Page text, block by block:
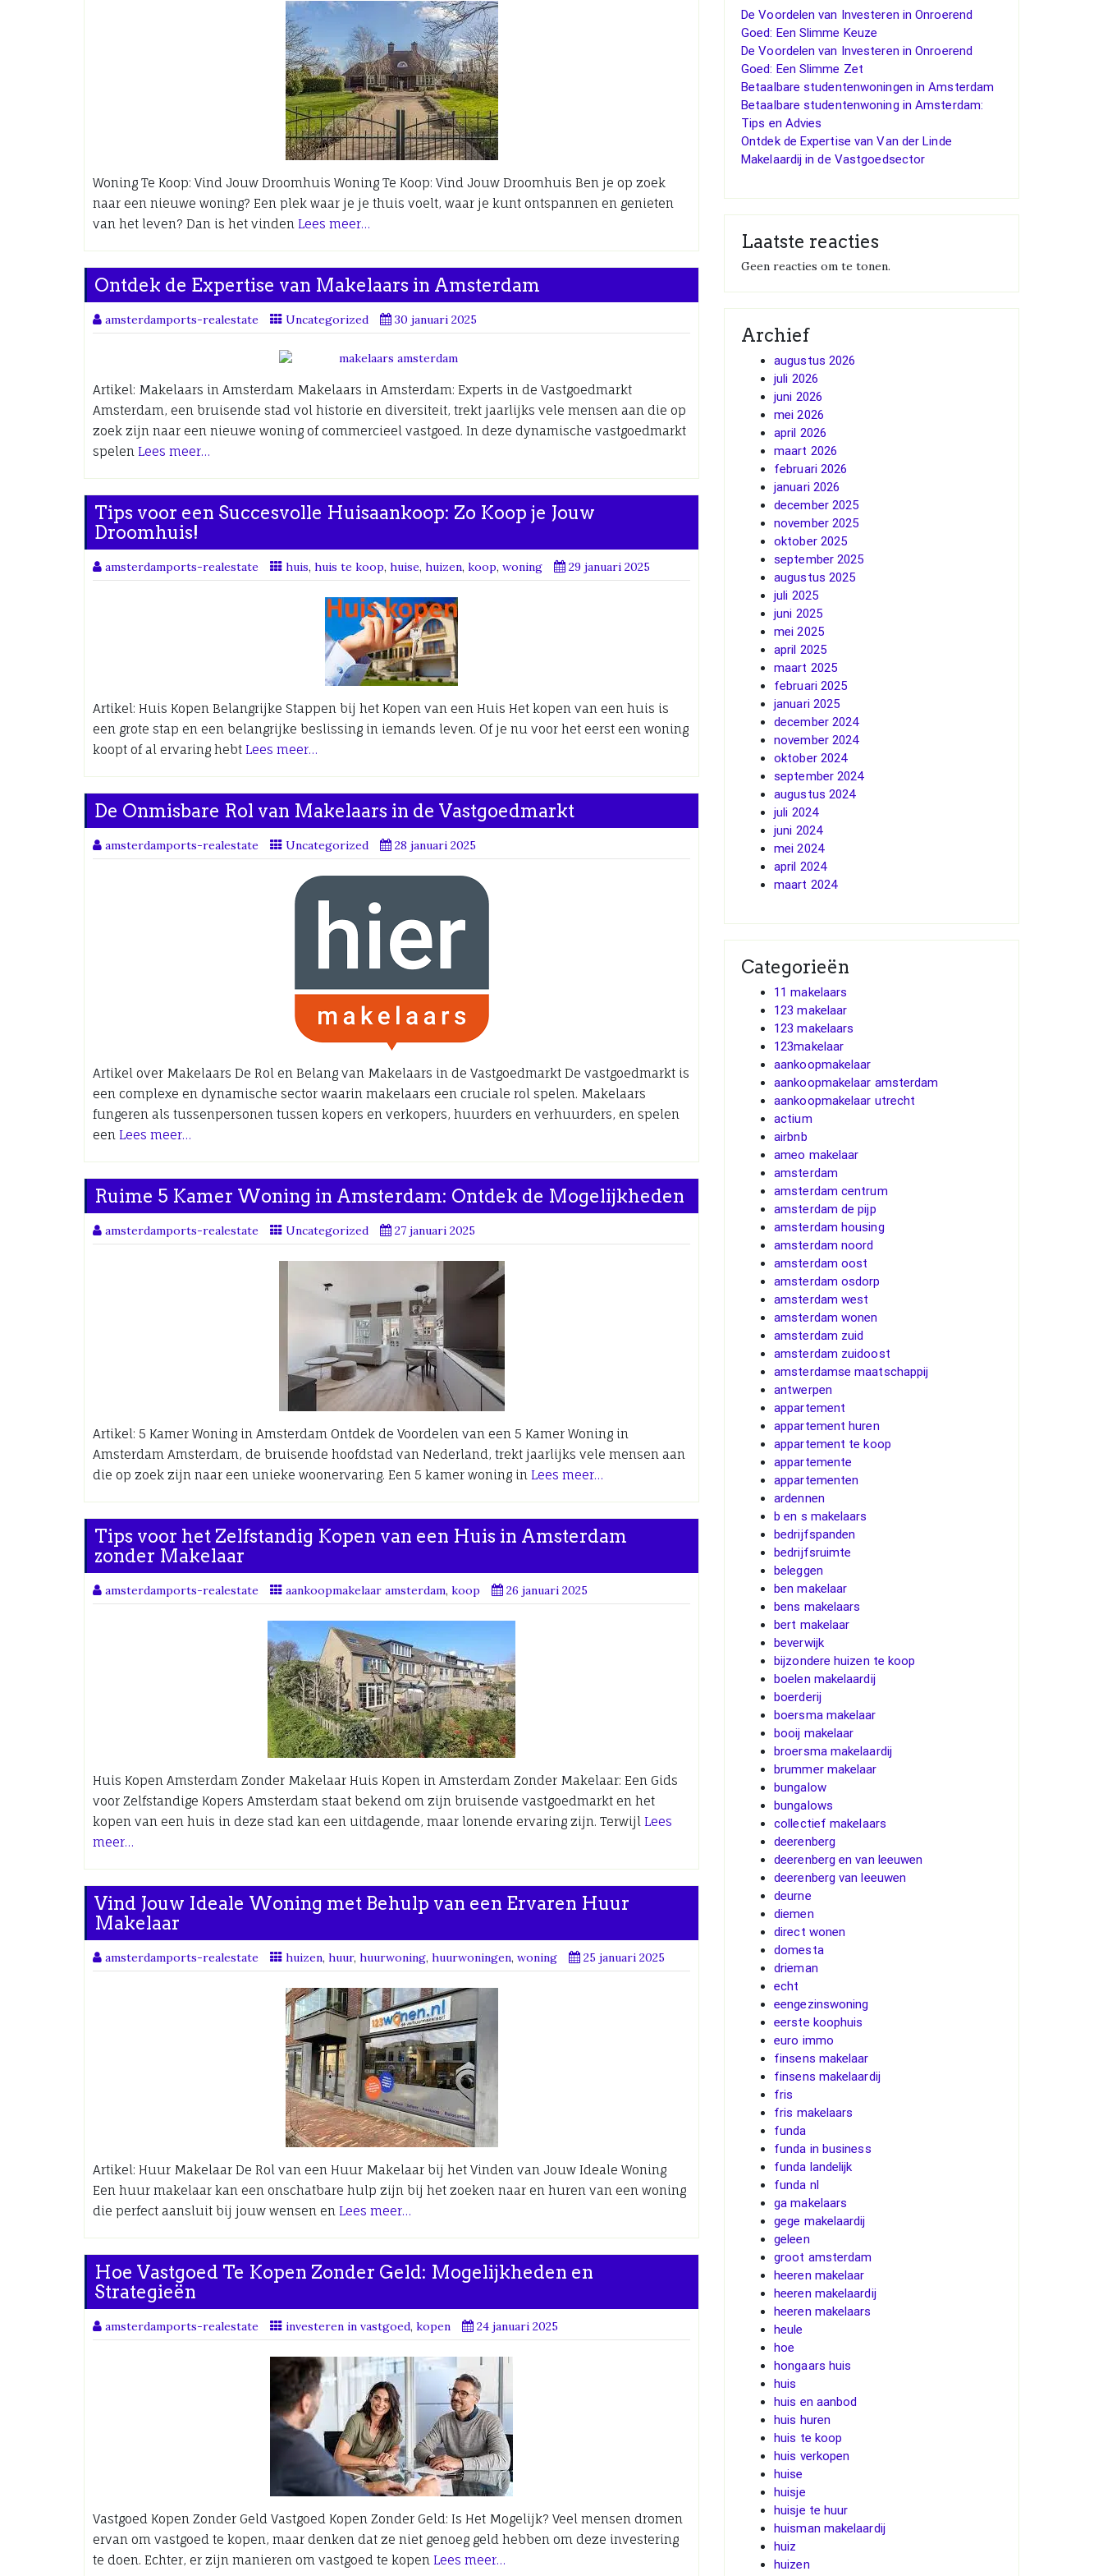
Woning Te Koop: Vind Jouw Droomhuis Woning Te Koop: Vind Jouw Droomhuis Ben je op zoek
naar een nieuwe woning? Een plek waar je je thuis voelt, waar je kunt ontspannen en genieten
van het leven? Dan is het vinden Lees meer…
Ontdek de Expertise van Makelaars in Amsterdam
amsterdamports-realestate Uncategorized 30 januari 2025
Artikel: Makelaars in Amsterdam Makelaars in Amsterdam: Experts in de Vastgoedmarkt
Amsterdam, een bruisende stad vol historie en diversiteit, trekt jaarlijks vele mensen aan die op
zoek zijn naar een nieuwe woning of commercieel vastgoed. In deze dynamische vastgoedmarkt
spelen Lees meer…
Tips voor een Succesvolle Huisaankoop: Zo Koop je Jouw
Droomhuis!
amsterdamports-realestate huis, huis te koop, huise, huizen, koop, woning 29 januari 2025
Artikel: Huis Kopen Belangrijke Stappen bij het Kopen van een Huis Het kopen van een huis is
een grote stap en een belangrijke beslissing in iemands leven. Of je nu voor het eerst een woning
koopt of al ervaring hebt Lees meer…
De Onmisbare Rol van Makelaars in de Vastgoedmarkt
amsterdamports-realestate Uncategorized 28 januari 2025
Artikel over Makelaars De Rol en Belang van Makelaars in de Vastgoedmarkt De vastgoedmarkt is
een complexe en dynamische sector waarin makelaars een cruciale rol spelen. Makelaars
fungeren als tussenpersonen tussen kopers en verkopers, huurders en verhuurders, en spelen
een Lees meer…
Ruime 5 Kamer Woning in Amsterdam: Ontdek de Mogelijkheden
amsterdamports-realestate Uncategorized 27 januari 2025
Artikel: 5 Kamer Woning in Amsterdam Ontdek de Voordelen van een 5 Kamer Woning in
Amsterdam Amsterdam, de bruisende hoofdstad van Nederland, trekt jaarlijks vele mensen aan
die op zoek zijn naar een unieke woonervaring. Een 5 kamer woning in Lees meer…
Tips voor het Zelfstandig Kopen van een Huis in Amsterdam
zonder Makelaar
amsterdamports-realestate aankoopmakelaar amsterdam, koop 26 januari 2025
Huis Kopen Amsterdam Zonder Makelaar Huis Kopen in Amsterdam Zonder Makelaar: Een Gids
voor Zelfstandige Kopers Amsterdam staat bekend om zijn bruisende vastgoedmarkt en het
kopen van een huis in deze stad kan een uitdagende, maar lonende ervaring zijn. Terwijl Lees
meer…
Vind Jouw Ideale Woning met Behulp van een Ervaren Huur
Makelaar
amsterdamports-realestate huizen, huur, huurwoning, huurwoningen, woning 25 januari 2025
Artikel: Huur Makelaar De Rol van een Huur Makelaar bij het Vinden van Jouw Ideale Woning
Een huur makelaar kan een onschatbare hulp zijn bij het zoeken naar en huren van een woning
die perfect aansluit bij jouw wensen en Lees meer…
Hoe Vastgoed Te Kopen Zonder Geld: Mogelijkheden en
Strategieën
amsterdamports-realestate investeren in vastgoed, kopen 24 januari 2025
Vastgoed Kopen Zonder Geld Vastgoed Kopen Zonder Geld: Is Het Mogelijk? Veel mensen dromen
ervan om vastgoed te kopen, maar denken dat ze niet genoeg geld hebben om deze investering
te doen. Echter, er zijn manieren om vastgoed te kopen Lees meer…
De Voordelen van Investeren in Onroerend
Goed: Een Slimme Keuze
De Voordelen van Investeren in Onroerend
Goed: Een Slimme Zet
Betaalbare studentenwoningen in Amsterdam
Betaalbare studentenwoning in Amsterdam:
Tips en Advies
Ontdek de Expertise van Van der Linde
Makelaardij in de Vastgoedsector
Laatste reacties
Geen reacties om te tonen.
Archief
augustus 2026
juli 2026
juni 2026
mei 2026
april 2026
maart 2026
februari 2026
januari 2026
december 2025
november 2025
oktober 2025
september 2025
augustus 2025
juli 2025
juni 2025
mei 2025
april 2025
maart 2025
februari 2025
januari 2025
december 2024
november 2024
oktober 2024
september 2024
augustus 2024
juli 2024
juni 2024
mei 2024
april 2024
maart 2024
Categorieën
11 makelaars
123 makelaar
123 makelaars
123makelaar
aankoopmakelaar
aankoopmakelaar amsterdam
aankoopmakelaar utrecht
actium
airbnb
ameo makelaar
amsterdam
amsterdam centrum
amsterdam de pijp
amsterdam housing
amsterdam noord
amsterdam oost
amsterdam osdorp
amsterdam west
amsterdam wonen
amsterdam zuid
amsterdam zuidoost
amsterdamse maatschappij
antwerpen
appartement
appartement huren
appartement te koop
appartemente
appartementen
ardennen
b en s makelaars
bedrijfspanden
bedrijfsruimte
beleggen
ben makelaar
bens makelaars
bert makelaar
beverwijk
bijzondere huizen te koop
boelen makelaardij
boerderij
boersma makelaar
booij makelaar
broersma makelaardij
brummer makelaar
bungalow
bungalows
collectief makelaars
deerenberg
deerenberg en van leeuwen
deerenberg van leeuwen
deurne
diemen
direct wonen
domesta
drieman
echt
eengezinswoning
eerste koophuis
euro immo
finsens makelaar
finsens makelaardij
fris
fris makelaars
funda
funda in business
funda landelijk
funda nl
ga makelaars
gege makelaardij
geleen
groot amsterdam
heeren makelaar
heeren makelaardij
heeren makelaars
heule
hoe
hongaars huis
huis
huis en aanbod
huis huren
huis te koop
huis verkopen
huise
huisje
huisje te huur
huisman makelaardij
huiz
huizen